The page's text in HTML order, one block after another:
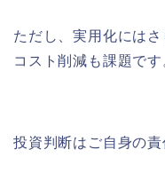
ただし、実用化には
コスト削減も課題です
投資判断はご自身の責